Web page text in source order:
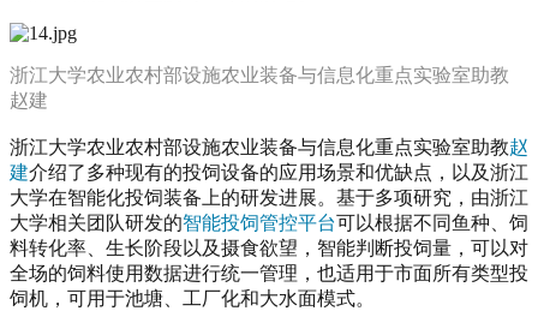
浙江大学农业农村部设施农业装备与信息化重点实验室助教
赵建
浙江大学农业农村部设施农业装备与信息化重点实验室助教赵
建介绍了多种现有的投饲设备的应用场景和优缺点，以及浙江
大学在智能化投饲装备上的研发进展。基于多项研究，由浙江
大学相关团队研发的智能投饲管控平台可以根据不同鱼种、饲
料转化率、生长阶段以及摄食欲望，智能判断投饲量，可以对
全场的饲料使用数据进行统一管理，也适用于市面所有类型投
饲机，可用于池塘、工厂化和大水面模式。